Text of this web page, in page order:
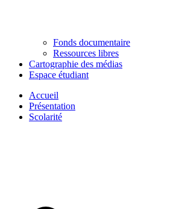
Fonds documentaire
Ressources libres
Cartographie des médias
Espace étudiant
Accueil
Présentation
Scolarité